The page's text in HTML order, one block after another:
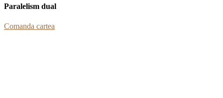
Paralelism dual
Comanda cartea